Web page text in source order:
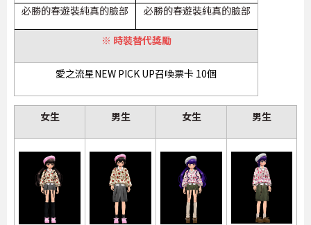
必勝的春遊裝純真的臉部
必勝的春遊裝純真的臉部
※ 時裝替代獎勵
愛之流星NEW PICK UP召喚票卡 10個
女生 男生 女生 男生